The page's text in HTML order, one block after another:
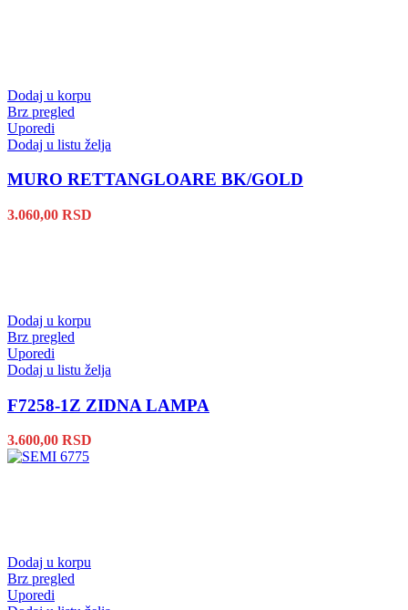
Dodaj u korpu
Brz pregled
Uporedi
Dodaj u listu želja
MURO RETTANGLOARE BK/GOLD
3.060,00 RSD
Dodaj u korpu
Brz pregled
Uporedi
Dodaj u listu želja
F7258-1Z ZIDNA LAMPA
3.600,00 RSD
Dodaj u korpu
Brz pregled
Uporedi